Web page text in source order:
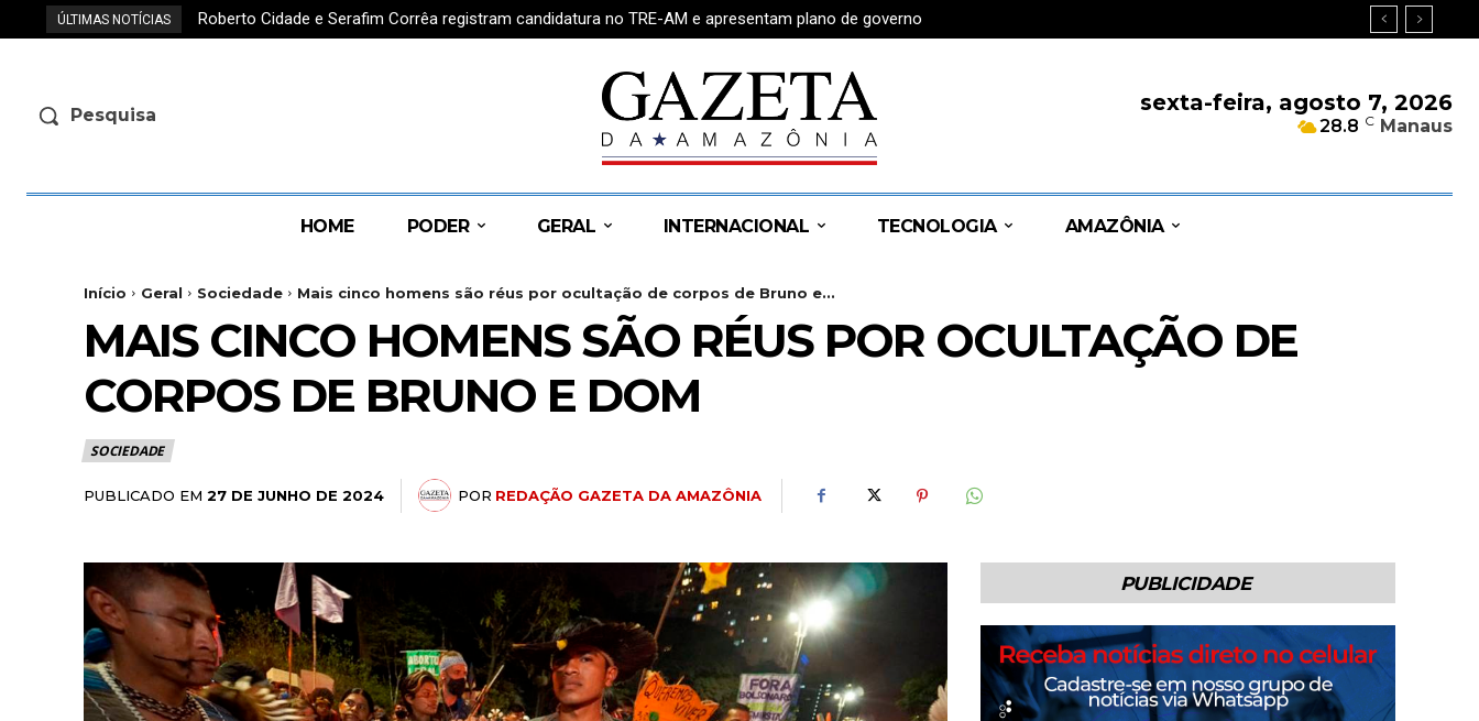
ÚLTIMAS NOTÍCIAS Roberto Cidade e Serafim Corrêa registram candidatura no TRE-AM e apresentam plano de governo
Pesquisa sexta-feira, agosto 7, 2026
28.8 C Manaus
HOME PODER GERAL INTERNACIONAL TECNOLOGIA AMAZÔNIA
Início Geral Sociedade Mais cinco homens são réus por ocultação de corpos de Bruno e...
MAIS CINCO HOMENS SÃO RÉUS POR OCULTAÇÃO DE
CORPOS DE BRUNO E DOM
SOCIEDADE
PUBLICADO EM 27 DE JUNHO DE 2024 POR REDAÇÃO GAZETA DA AMAZÔNIA
PUBLICIDADE